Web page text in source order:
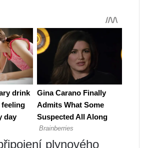
plynového